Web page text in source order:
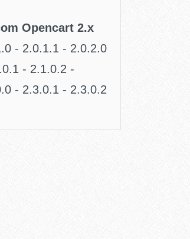
Opencart 2.x
- 2.0.1.1 - 2.0.2.0
- 2.1.0.2 -
- 2.3.0.1 - 2.3.0.2